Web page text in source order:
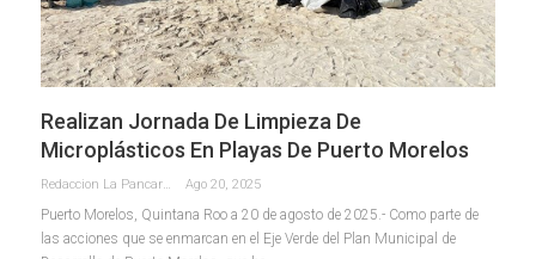
Realizan Jornada De Limpieza De
Microplásticos En Playas De Puerto Morelos
Redaccion La Pancarta De Quintana Roo Ago 20, 2025
Puerto Morelos, Quintana Roo a 20 de agosto de 2025.- Como parte de
las acciones que se enmarcan en el Eje Verde del Plan Municipal de